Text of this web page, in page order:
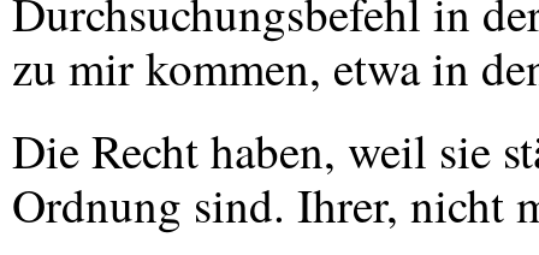
Durchsuchungsbefehl in
zu mir kommen, etwa in
Die Recht haben, weil sie
Ordnung sind. Ihrer, nicht